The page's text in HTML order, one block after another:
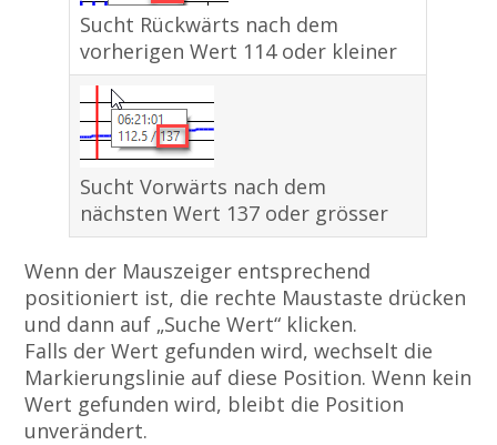
Sucht Rückwärts nach dem
vorherigen Wert 114 oder kleiner
Sucht Vorwärts nach dem
nächsten Wert 137 oder grösser
Wenn der Mauszeiger entsprechend
positioniert ist, die rechte Maustaste drücken
und dann auf „Suche Wert“ klicken.
Falls der Wert gefunden wird, wechselt die
Markierungslinie auf diese Position. Wenn kein
Wert gefunden wird, bleibt die Position
unverändert.